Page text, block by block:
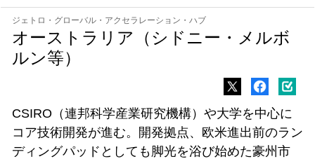
ジェトロ・グローバル・アクセラレーション・ハブ
オーストラリア（シドニー・メルボ
ルン等）
CSIRO（連邦科学産業研究機構）や大学を中心に
コア技術開発が進む。開発拠点、欧米進出前のラン
ディングパッドとしても脚光を浴び始めた豪州市